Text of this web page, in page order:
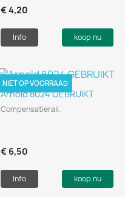
€ 4,20
Info koop nu
Arnold 8024 GEBRUIKT
Compensatierail.
€ 6,50
Info koop nu
NIET OP VOORRAAD